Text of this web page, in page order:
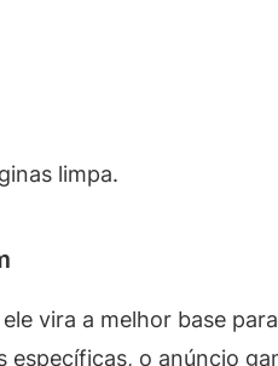
limpa.
vira a melhor base
o anúncio